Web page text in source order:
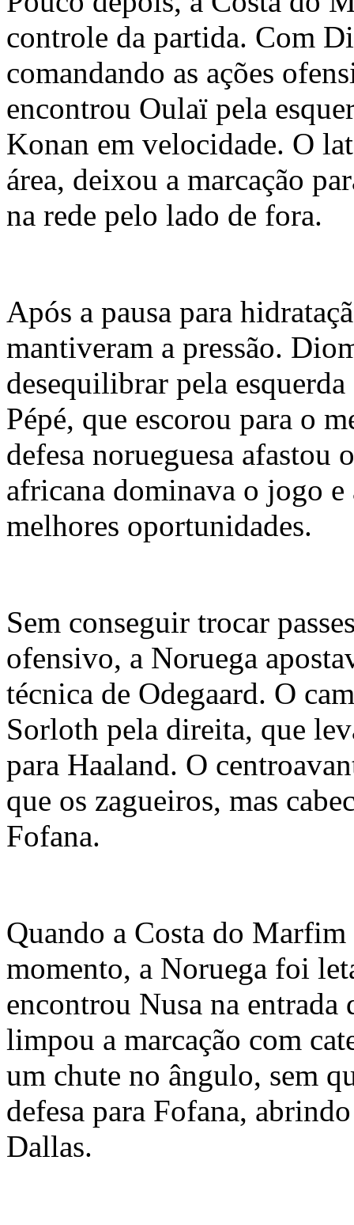
controle da partida. Com
comandando as ações
encontrou Oulaï pela
Konan em velocidade. O
área, deixou a marcação
na rede pelo lado de fora.
Após a pausa para
mantiveram a pressão.
desequilibrar pela
Pépé, que escorou para o
defesa norueguesa afastou
africana dominava o jogo e
melhores oportunidades.
Sem conseguir trocar
ofensivo, a Noruega
técnica de Odegaard. O
Sorloth pela direita, que
para Haaland. O
que os zagueiros, mas
Fofana.
Quando a Costa do
momento, a Noruega foi
encontrou Nusa na entrada
limpou a marcação com
um chute no ângulo, sem
defesa para Fofana,
Dallas.